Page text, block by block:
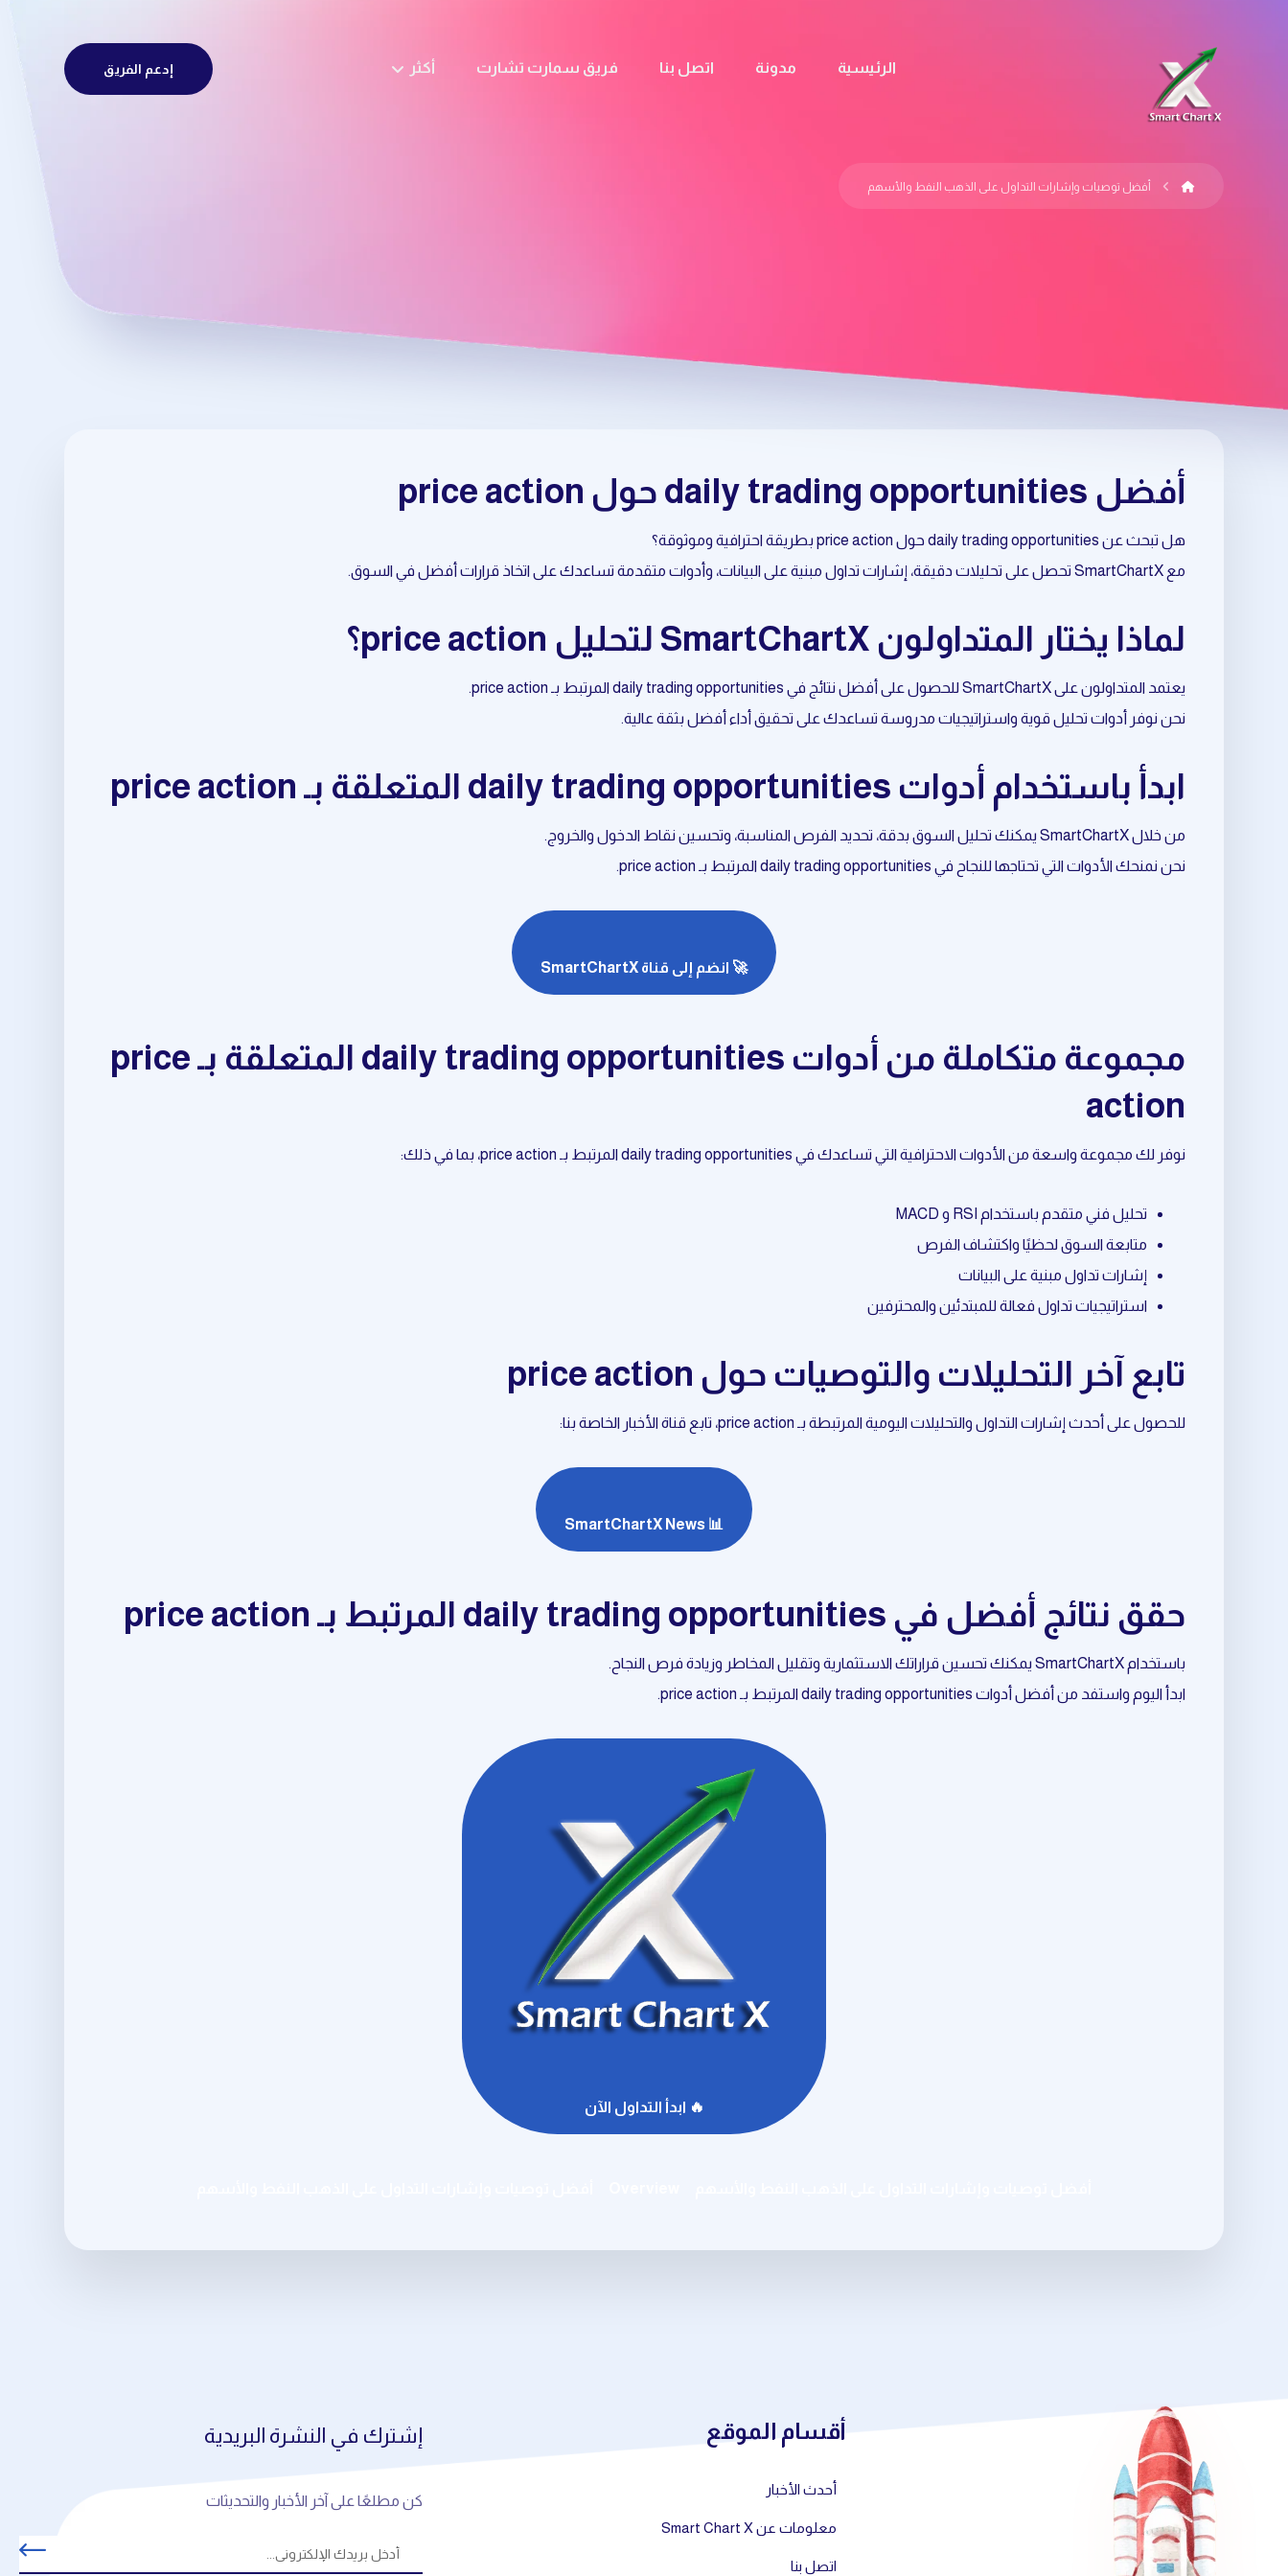
الرئيسية مدونة اتصل بنا فريق سمارت تشارت أكثر إدعم الفريق
أفضل توصيات وإشارات التداول على الذهب النفط والأسهم
أفضل daily trading opportunities حول price action
هل تبحث عن daily trading opportunities حول price action بطريقة احترافية وموثوقة؟
مع SmartChartX تحصل على تحليلات دقيقة، إشارات تداول مبنية على البيانات، وأدوات متقدمة تساعدك على اتخاذ قرارات أفضل في السوق.
لماذا يختار المتداولون SmartChartX لتحليل price action؟
يعتمد المتداولون على SmartChartX للحصول على أفضل نتائج في daily trading opportunities المرتبط بـ price action.
نحن نوفر أدوات تحليل قوية واستراتيجيات مدروسة تساعدك على تحقيق أداء أفضل بثقة عالية.
ابدأ باستخدام أدوات daily trading opportunities المتعلقة بـ price action
من خلال SmartChartX يمكنك تحليل السوق بدقة، تحديد الفرص المناسبة، وتحسين نقاط الدخول والخروج.
نحن نمنحك الأدوات التي تحتاجها للنجاح في daily trading opportunities المرتبط بـ price action.
🚀 انضم إلى قناة SmartChartX
مجموعة متكاملة من أدوات daily trading opportunities المتعلقة بـ price
action
نوفر لك مجموعة واسعة من الأدوات الاحترافية التي تساعدك في daily trading opportunities المرتبط بـ price action، بما في ذلك:
تحليل فني متقدم باستخدام RSI و MACD
متابعة السوق لحظيًا واكتشاف الفرص
إشارات تداول مبنية على البيانات
استراتيجيات تداول فعالة للمبتدئين والمحترفين
تابع آخر التحليلات والتوصيات حول price action
للحصول على أحدث إشارات التداول والتحليلات اليومية المرتبطة بـ price action، تابع قناة الأخبار الخاصة بنا:
📊 SmartChartX News
حقق نتائج أفضل في daily trading opportunities المرتبط بـ price action
باستخدام SmartChartX يمكنك تحسين قراراتك الاستثمارية وتقليل المخاطر وزيادة فرص النجاح.
ابدأ اليوم واستفد من أفضل أدوات daily trading opportunities المرتبط بـ price action.
🔥 ابدأ التداول الآن
أقسام الموقع
أحدث الأخبار
معلومات عن Smart Chart X
اتصل بنا
إشترك في النشرة البريدية
كن مطلعًا على آخر الأخبار والتحديثات